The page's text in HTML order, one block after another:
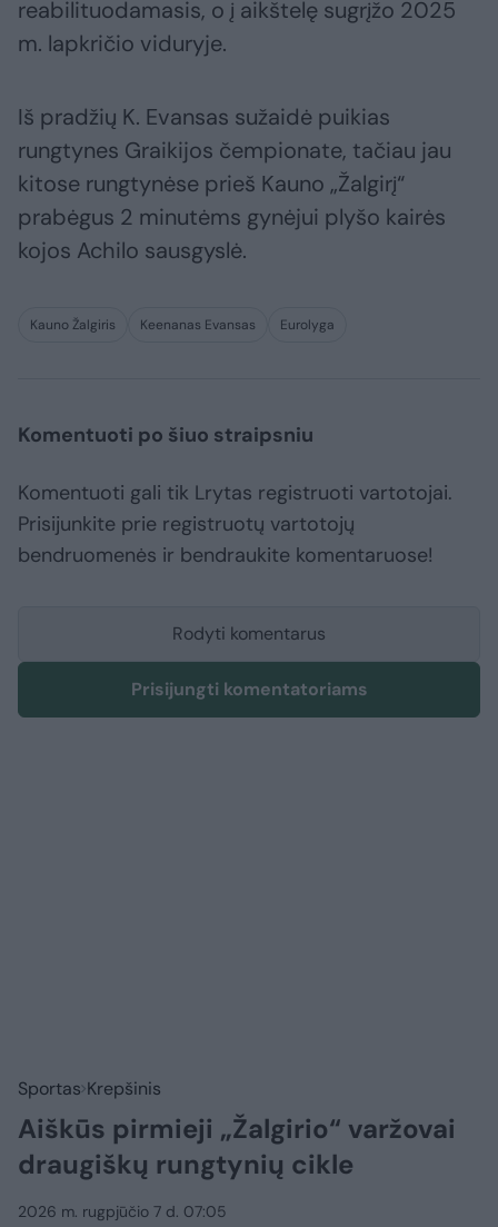
reabilituodamasis, o į aikštelę sugrįžo 2025
m. lapkričio viduryje.
Iš pradžių K. Evansas sužaidė puikias
rungtynes Graikijos čempionate, tačiau jau
kitose rungtynėse prieš Kauno „Žalgirį“
prabėgus 2 minutėms gynėjui plyšo kairės
kojos Achilo sausgyslė.
Kauno Žalgiris Keenanas Evansas Eurolyga
Komentuoti po šiuo straipsniu
Komentuoti gali tik Lrytas registruoti vartotojai.
Prisijunkite prie registruotų vartotojų
bendruomenės ir bendraukite komentaruose!
Rodyti komentarus
Prisijungti komentatoriams
Sportas Krepšinis
Aiškūs pirmieji „Žalgirio“ varžovai
draugiškų rungtynių cikle
2026 m. rugpjūčio 7 d. 07:05